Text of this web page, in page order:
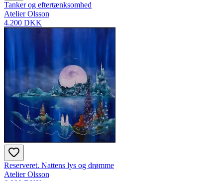
Tanker og eftertænksomhed
Atelier Olsson
4.200 DKK
Reserveret. Nattens lys og drømme
Atelier Olsson